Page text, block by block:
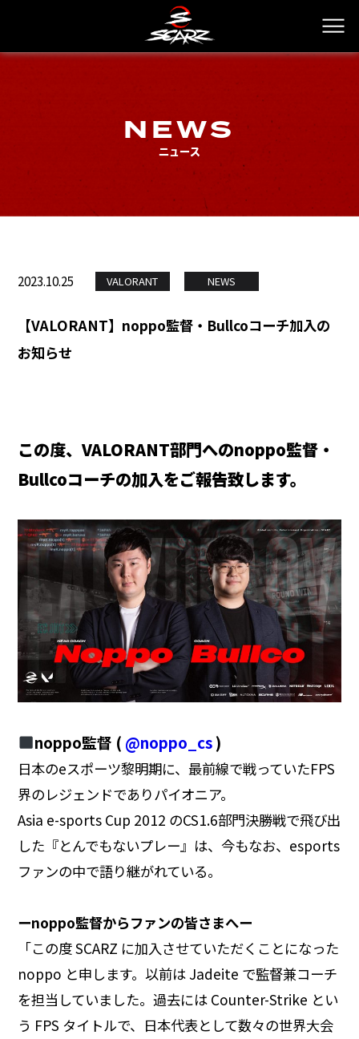
NEWS
ニュース
2023.10.25 VALORANT NEWS
【VALORANT】noppo監督・Bullcoコーチ加入の
お知らせ
この度、VALORANT部門へのnoppo監督・
Bullcoコーチの加入をご報告致します。
noppo監督 ( @noppo_cs)
日本のeスポーツ黎明期に、最前線で戦っていたFPS
界のレジェンドでありパイオニア。
Asia e-sports Cup 2012 のCS1.6部門決勝戦で飛び出
した『とんでもないプレー』は、今もなお、esports
ファンの中で語り継がれている。
ーnoppo監督からファンの皆さまへー
「この度 SCARZ に加入させていただくことになった
noppo と申します。以前は Jadeite で監督兼コーチ
を担当していました。過去には Counter-Strike とい
う FPS タイトルで、日本代表として数々の世界大会